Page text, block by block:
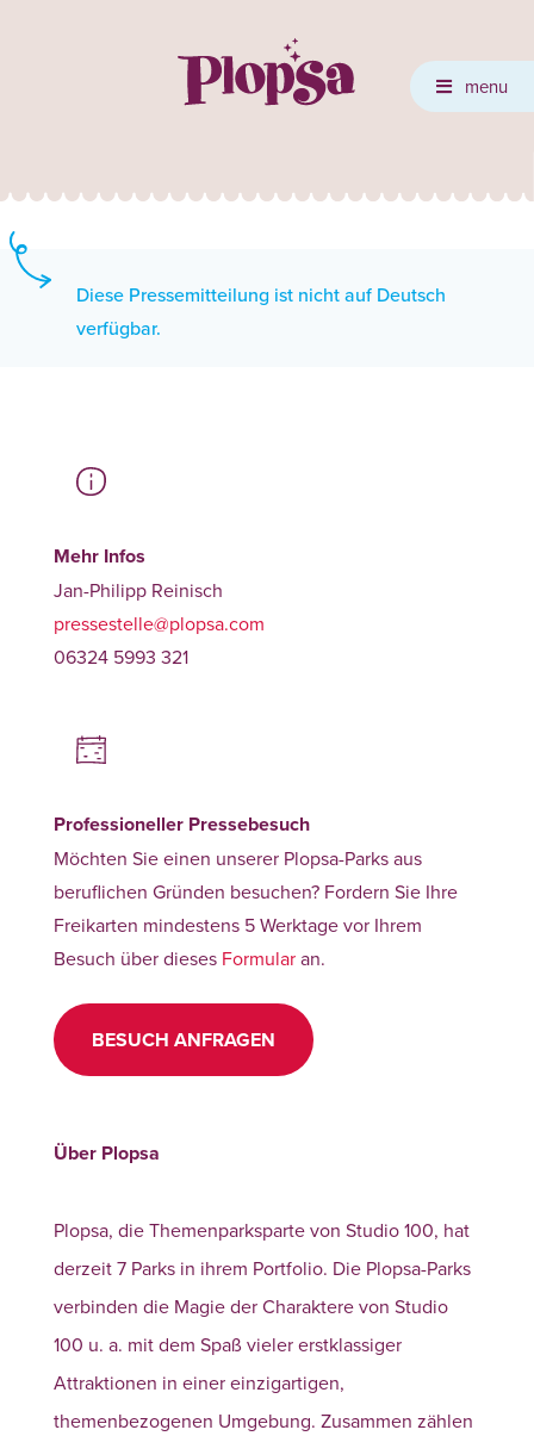
menu
Diese Pressemitteilung ist nicht auf Deutsch
verfügbar.
Mehr Infos
Jan-Philipp Reinisch
pressestelle@plopsa.com
06324 5993 321
Professioneller Pressebesuch
Möchten Sie einen unserer Plopsa-Parks aus
beruflichen Gründen besuchen? Fordern Sie Ihre
Freikarten mindestens 5 Werktage vor Ihrem
Besuch über dieses Formularan.
BESUCH ANFRAGEN
Über Plopsa
Plopsa, die Themenparksparte von Studio 100, hat
derzeit 7 Parks in ihrem Portfolio. Die Plopsa-Parks
verbinden die Magie der Charaktere von Studio
100 u. a. mit dem Spaß vieler erstklassiger
Attraktionen in einer einzigartigen,
themenbezogenen Umgebung. Zusammen zählen